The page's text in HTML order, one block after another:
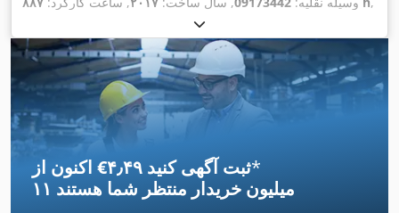
, ارتفاع بالابری:
سوخت:دیزل, نوع دکل:دوپلکس, طول شاخک‌ها:۱٬۸۰۰ میلی‌متر
,
وزن خالی:۲٬۱۰۰ کیلوگرم , نوع سیستم انتقال قدرت:Diesel
اکنون از ‎€۴٫۴۹ ثبت آگهی کنید*
۱۱ میلیون خریدار منتظر شما هستند